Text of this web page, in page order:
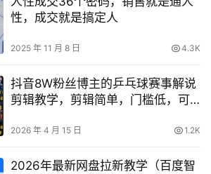
性，成交就是搞定人
2025 年 11 月 8 日 4.3K
抖音8W粉丝博主的乒乓球赛事解说
剪辑教学，剪辑简单，门槛低，可
2026 年 4 月 15 日 1.2K
2026年最新网盘拉新教学（百度智